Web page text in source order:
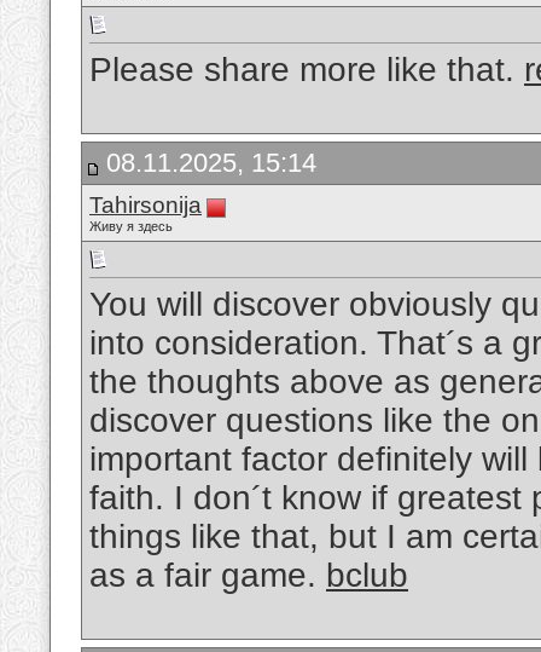
Please share more like that.
08.11.2025, 15:14
Tahirsonija
Живу я здесь
You will discover obviously
into consideration. That´s a
the thoughts above as
discover questions like the
important factor definitely
faith. I don´t know if
things like that, but I am
as a fair game. bclub